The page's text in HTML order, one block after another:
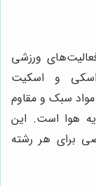
ورزشی
اسکی و اسکیت
سبک و مقاوم
هوا است. این
برای هر رشته